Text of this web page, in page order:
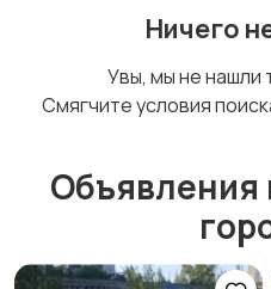
сигнализации
Сад и огород
Ничего
Увы, мы не нашли
Смягчите условия
Объявления